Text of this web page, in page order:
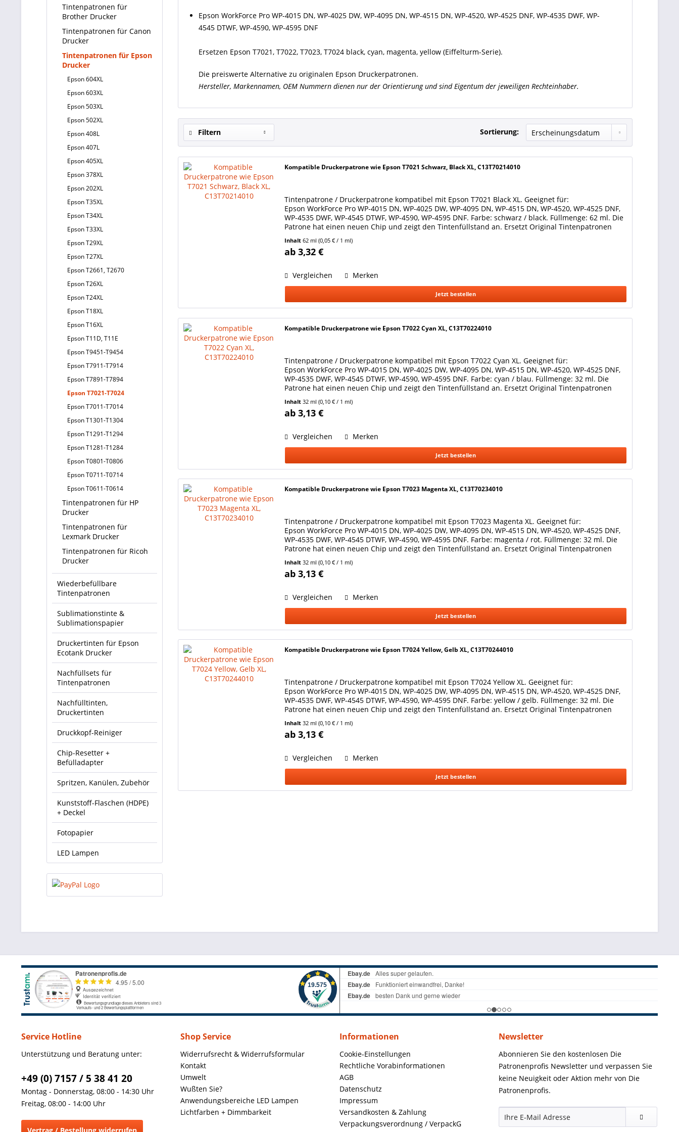
Tintenpatronen für
Brother Drucker
Tintenpatronen für Canon
Drucker
Tintenpatronen für Epson
Drucker
Epson 604XL
Epson 603XL
Epson 503XL
Epson 502XL
Epson 408L
Epson 407L
Epson 405XL
Epson 378XL
Epson 202XL
Epson T35XL
Epson T34XL
Epson T33XL
Epson T29XL
Epson T27XL
Epson T2661, T2670
Epson T26XL
Epson T24XL
Epson T18XL
Epson T16XL
Epson T11D, T11E
Epson T9451-T9454
Epson T7911-T7914
Epson T7891-T7894
Epson T7021-T7024
Epson T7011-T7014
Epson T1301-T1304
Epson T1291-T1294
Epson T1281-T1284
Epson T0801-T0806
Epson T0711-T0714
Epson T0611-T0614
Tintenpatronen für HP
Drucker
Tintenpatronen für
Lexmark Drucker
Tintenpatronen für Ricoh
Drucker
Wiederbefüllbare
Tintenpatronen
Sublimationstinte &
Sublimationspapier
Druckertinten für Epson
Ecotank Drucker
Nachfüllsets für
Tintenpatronen
Nachfülltinten,
Druckertinten
Druckkopf-Reiniger
Chip-Resetter +
Befülladapter
Spritzen, Kanülen, Zubehör
Kunststoff-Flaschen (HDPE)
+ Deckel
Fotopapier
LED Lampen
Epson WorkForce Pro WP-4015 DN, WP-4025 DW, WP-4095 DN, WP-4515 DN, WP-4520, WP-4525 DNF, WP-4535 DWF, WP-
4545 DTWF, WP-4590, WP-4595 DNF
Ersetzen Epson T7021, T7022, T7023, T7024 black, cyan, magenta, yellow (Eiffelturm-Serie).
Die preiswerte Alternative zu originalen Epson Druckerpatronen.
Hersteller, Markennamen, OEM Nummern dienen nur der Orientierung und sind Eigentum der jeweiligen Rechteinhaber.
Filtern Sortierung:
Kompatible Druckerpatrone wie Epson T7021 Schwarz, Black XL, C13T70214010
Tintenpatrone / Druckerpatrone kompatibel mit Epson T7021 Black XL. Geeignet für:
Epson WorkForce Pro WP-4015 DN, WP-4025 DW, WP-4095 DN, WP-4515 DN, WP-4520, WP-4525 DNF,
WP-4535 DWF, WP-4545 DTWF, WP-4590, WP-4595 DNF. Farbe: schwarz / black. Füllmenge: 62 ml. Die
Patrone hat einen neuen Chip und zeigt den Tintenfüllstand an. Ersetzt Original Tintenpatronen
Inhalt62 ml(0,05 € / 1 ml)
ab 3,32 €
Vergleichen Merken
Jetzt bestellen
Kompatible Druckerpatrone wie Epson T7022 Cyan XL, C13T70224010
Tintenpatrone / Druckerpatrone kompatibel mit Epson T7022 Cyan XL. Geeignet für:
Epson WorkForce Pro WP-4015 DN, WP-4025 DW, WP-4095 DN, WP-4515 DN, WP-4520, WP-4525 DNF,
WP-4535 DWF, WP-4545 DTWF, WP-4590, WP-4595 DNF. Farbe: cyan / blau. Füllmenge: 32 ml. Die
Patrone hat einen neuen Chip und zeigt den Tintenfüllstand an. Ersetzt Original Tintenpatronen
Inhalt32 ml(0,10 € / 1 ml)
ab 3,13 €
Vergleichen Merken
Jetzt bestellen
Kompatible Druckerpatrone wie Epson T7023 Magenta XL, C13T70234010
Tintenpatrone / Druckerpatrone kompatibel mit Epson T7023 Magenta XL. Geeignet für:
Epson WorkForce Pro WP-4015 DN, WP-4025 DW, WP-4095 DN, WP-4515 DN, WP-4520, WP-4525 DNF,
WP-4535 DWF, WP-4545 DTWF, WP-4590, WP-4595 DNF. Farbe: magenta / rot. Füllmenge: 32 ml. Die
Patrone hat einen neuen Chip und zeigt den Tintenfüllstand an. Ersetzt Original Tintenpatronen
Inhalt32 ml(0,10 € / 1 ml)
ab 3,13 €
Vergleichen Merken
Jetzt bestellen
Kompatible Druckerpatrone wie Epson T7024 Yellow, Gelb XL, C13T70244010
Tintenpatrone / Druckerpatrone kompatibel mit Epson T7024 Yellow XL. Geeignet für:
Epson WorkForce Pro WP-4015 DN, WP-4025 DW, WP-4095 DN, WP-4515 DN, WP-4520, WP-4525 DNF,
WP-4535 DWF, WP-4545 DTWF, WP-4590, WP-4595 DNF. Farbe: yellow / gelb. Füllmenge: 32 ml. Die
Patrone hat einen neuen Chip und zeigt den Tintenfüllstand an. Ersetzt Original Tintenpatronen
Inhalt32 ml(0,10 € / 1 ml)
ab 3,13 €
Vergleichen Merken
Jetzt bestellen
Service Hotline
Unterstützung und Beratung unter:
+49 (0) 7157 / 5 38 41 20
Montag - Donnerstag, 08:00 - 14:30 Uhr
Freitag, 08:00 - 14:00 Uhr
Shop Service
Widerrufsrecht & Widerrufsformular
Kontakt
Umwelt
Wußten Sie?
Anwendungsbereiche LED Lampen
Lichtfarben + Dimmbarkeit
Informationen
Cookie-Einstellungen
Rechtliche Vorabinformationen
AGB
Datenschutz
Impressum
Versandkosten & Zahlung
Verpackungsverordnung / VerpackG
Newsletter
Abonnieren Sie den kostenlosen Die
Patronenprofis Newsletter und verpassen Sie
keine Neuigkeit oder Aktion mehr von Die
Patronenprofis.